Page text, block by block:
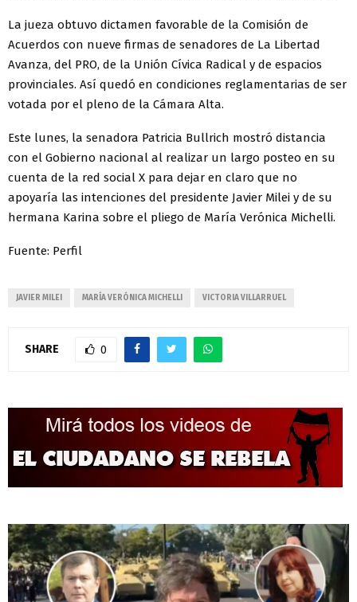
La jueza obtuvo dictamen favorable de la Comisión de
Acuerdos con nueve firmas de senadores de La Libertad
Avanza, del PRO, de la Unión Cívica Radical y de espacios
provinciales. Así quedó en condiciones reglamentarias de ser
votada por el pleno de la Cámara Alta.
Este lunes, la senadora Patricia Bullrich mostró distancia
con el Gobierno nacional al realizar un largo posteo en su
cuenta de la red social X para dejar en claro que no
apoyaría las intenciones del presidente Javier Milei y de su
hermana Karina sobre el pliego de María Verónica Michelli.
Fuente: Perfil
JAVIER MILEI MARÍA VERÓNICA MICHELLI VICTORIA VILLARRUEL
SHARE 0